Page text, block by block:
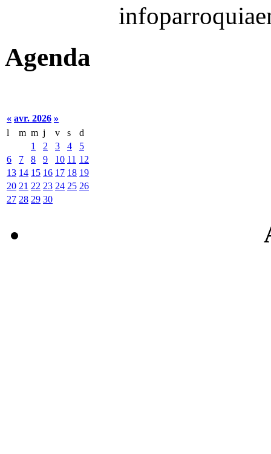
Agenda
« avr. 2026 »
l
m m j v s
d
1
2 3 4
5
6
7 8 9 10 11 12
13 14 15 16 17 18 19
20 21 22 23 24 25 26
27 28 29 30